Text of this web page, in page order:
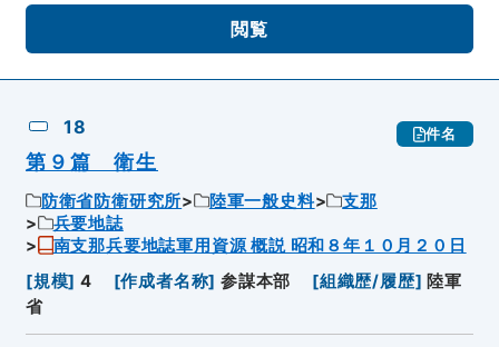
閲覧
18 件名
第９篇 衛生
防衛省防衛研究所 陸軍一般史料
支那
兵要地誌
南支那兵要地誌軍用資源 概説 昭和８年１０月２０日
[規模] 4 [作成者名称] 参謀本部 [組織歴/履歴] 陸軍
省